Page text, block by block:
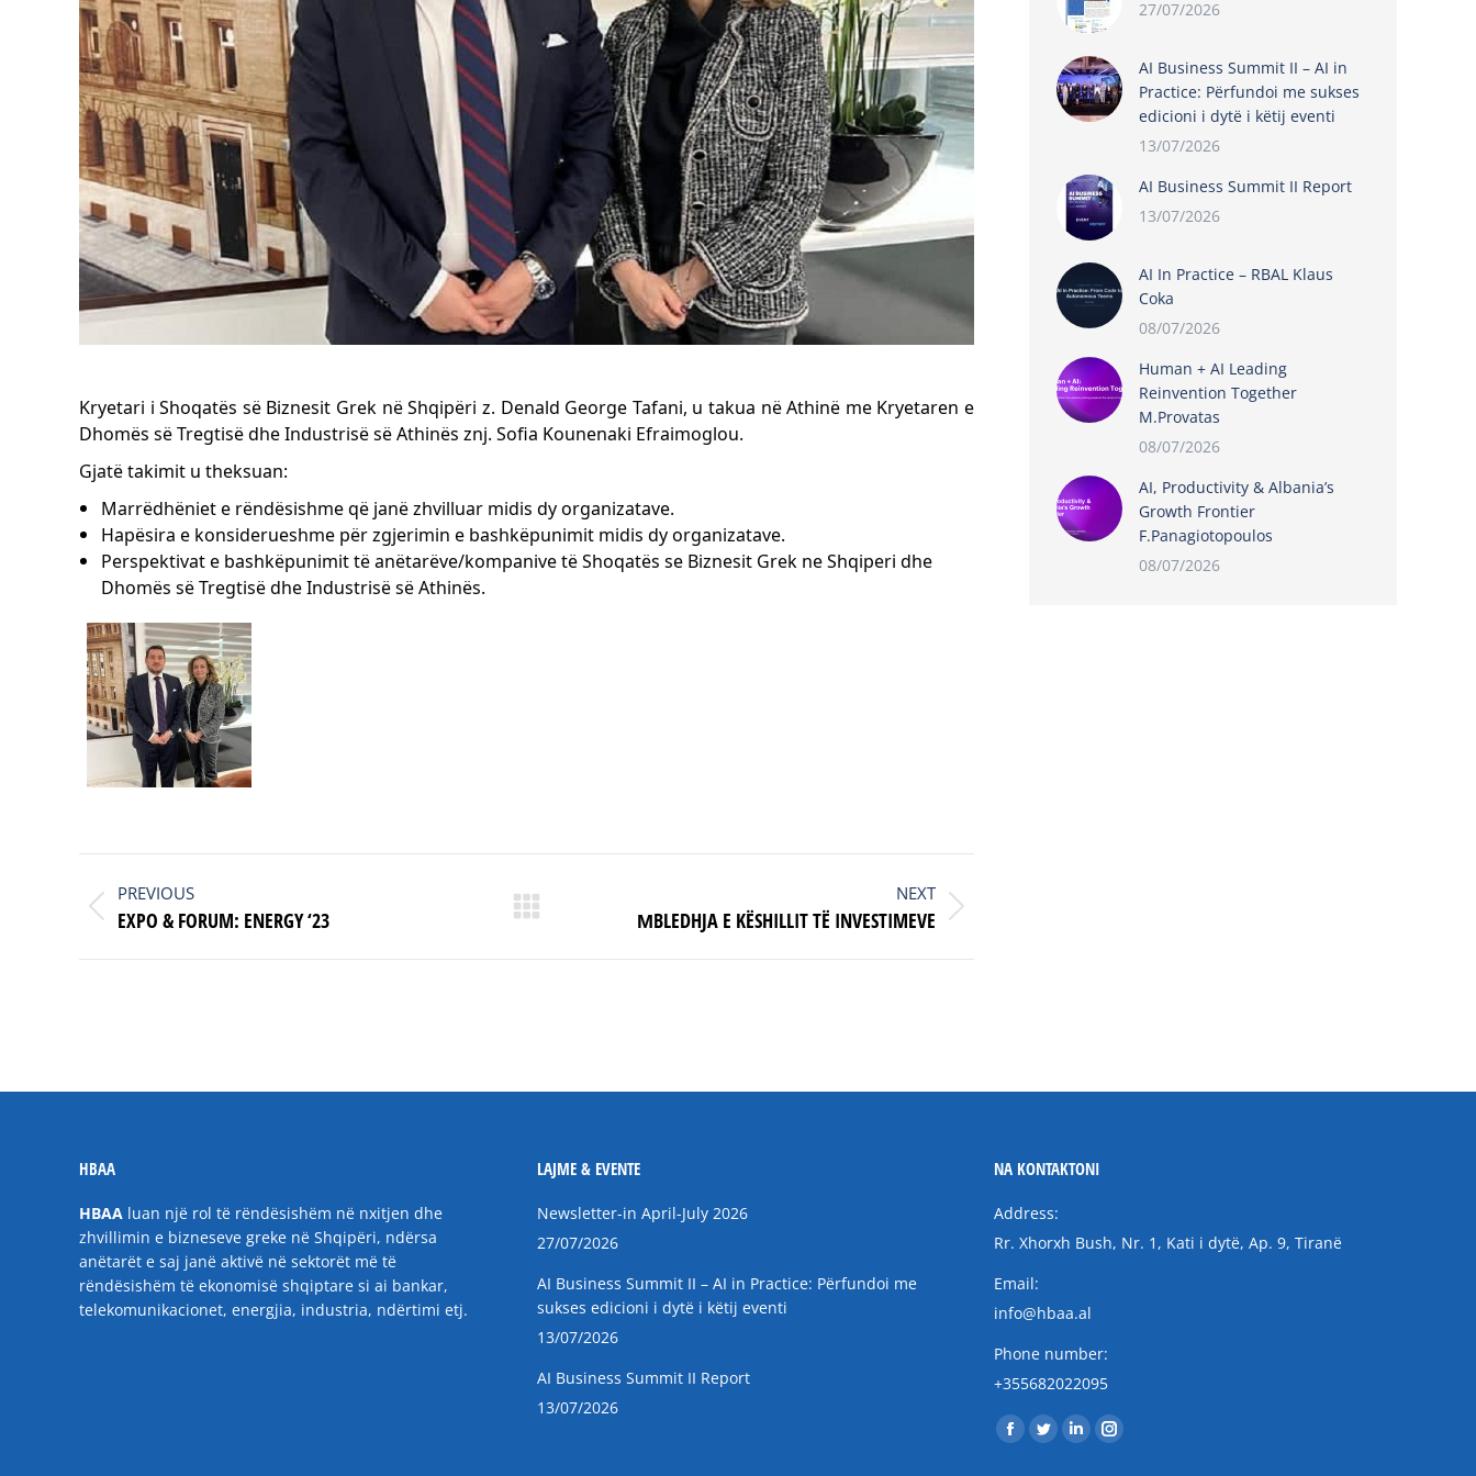
Kryetari i Shoqatës së Biznesit Grek në Shqipëri z. Denald George Tafani, u takua në Athinë me Kryetaren e
Dhomës së Tregtisë dhe Industrisë së Athinës znj. Sofia Kounenaki Efraimoglou.
Gjatë takimit u theksuan:
Marrëdhëniet e rëndësishme që janë zhvilluar midis dy organizatave.
Hapësira e konsiderueshme për zgjerimin e bashkëpunimit midis dy organizatave.
Perspektivat e bashkëpunimit të anëtarëve/kompanive të Shoqatës se Biznesit Grek ne Shqiperi dhe
Dhomës së Tregtisë dhe Industrisë së Athinës.
POST
NAVIGATION
PREVIOUS
Previous
EXPO & FORUM: ENERGY ‘23
NEXT
ΜBLEDHJA E KËSHILLIT TË INVESTIMEVE
27/07/2026
AI Business Summit II – AI in
Practice: Përfundoi me sukses
edicioni i dytë i këtij eventi
13/07/2026
AI Business Summit II Report
13/07/2026
AI In Practice – RBAL Klaus
Coka
08/07/2026
Human + AI Leading
Reinvention Together
M.Provatas
08/07/2026
AI, Productivity & Albania’s
Growth Frontier
F.Panagiotopoulos
08/07/2026
HBAA
HBAA luan një rol të rëndësishëm në nxitjen dhe
zhvillimin e bizneseve greke në Shqipëri, ndërsa
anëtarët e saj janë aktivë në sektorët më të
rëndësishëm të ekonomisë shqiptare si ai bankar,
telekomunikacionet, energjia, industria, ndërtimi etj.
LAJME & EVENTE
Newsletter-in April-July 2026
27/07/2026
AI Business Summit II – AI in Practice: Përfundoi me
sukses edicioni i dytë i këtij eventi
13/07/2026
AI Business Summit II Report
13/07/2026
NA KONTAKTONI
Address:
Rr. Xhorxh Bush, Nr. 1, Kati i dytë, Ap. 9, Tiranë
Email:
info@hbaa.al
Phone number:
+355682022095
Find us on:
Facebook
TwitterLinkedinInstagram